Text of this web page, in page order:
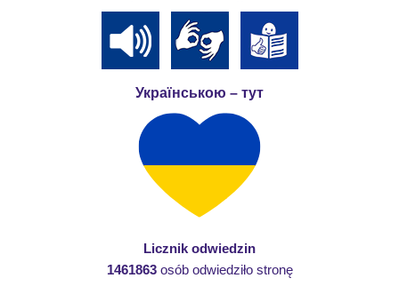
Українською – тут
Licznik odwiedzin
1461863osób odwiedziło stronę